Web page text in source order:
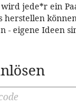
jede*r ein
herstellen
- eigene Ideen